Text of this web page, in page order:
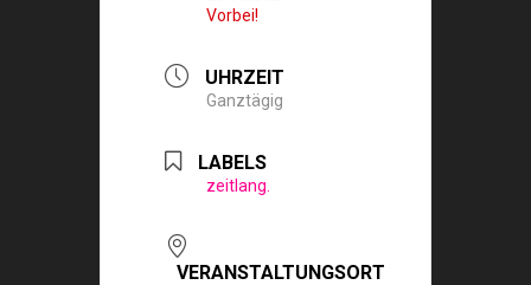
Vorbei!
UHRZEIT
Ganztägig
LABELS
zeitlang.
VERANSTALTUNGSORT